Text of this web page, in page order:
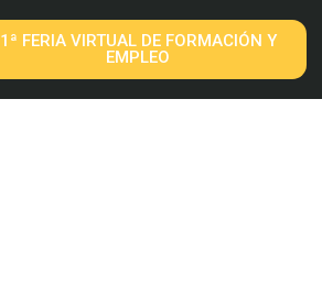
1ª FERIA VIRTUAL DE FORMACIÓN Y
EMPLEO